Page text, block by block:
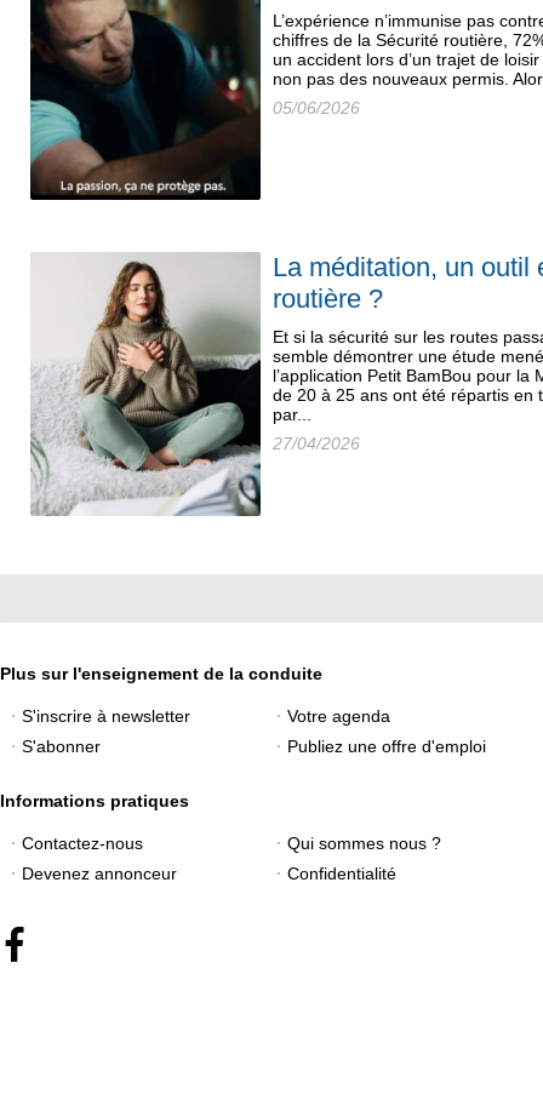
L’expérience n’immunise pas
chiffres de la Sécurité routière,
un accident lors d’un trajet de
non pas des nouveaux permis.
05/06/2026
La méditation, un outil
routière ?
Et si la sécurité sur les routes
semble démontrer une étude
l’application Petit BamBou pour
de 20 à 25 ans ont été répartis
par...
27/04/2026
Plus sur l'enseignement de la conduite
S'inscrire à newsletter
Votre agenda
S'abonner
Publiez une offre d'emploi
Informations pratiques
Contactez-nous
Qui sommes nous ?
Devenez annonceur
Confidentialité